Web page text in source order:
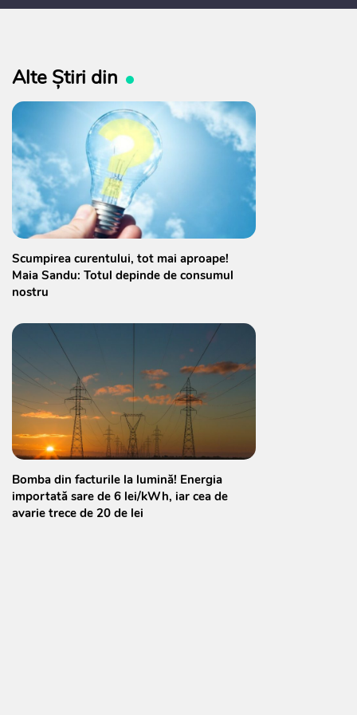
Alte Știri din
Scumpirea curentului, tot mai aproape!
Maia Sandu: Totul depinde de consumul
nostru
Bomba din facturile la lumină! Energia
importată sare de 6 lei/kWh, iar cea de
avarie trece de 20 de lei